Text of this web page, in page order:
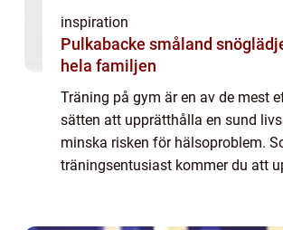
inspiration
Pulkabacke småland snöglädje för
hela familjen
Träning på gym är en av de mest
sätten att upprätthålla en sund
minska risken för hälsoproblem.
träningsentusiast kommer du att